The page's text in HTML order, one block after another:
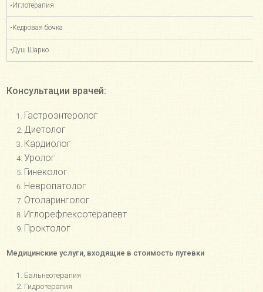
•Иглотерапия
•Кедровая бочка
•Душ Шарко
Консультации врачей:
Гастроэнтеролог
Диетолог
Кардиолог
Уролог
Гинеколог
Невропатолог
Отоларинголог
Иглорефлексотерапевт
Проктолог
Медицинские услуги, входящие в стоимость путевки
Бальнеотерапия
Гидротерапия